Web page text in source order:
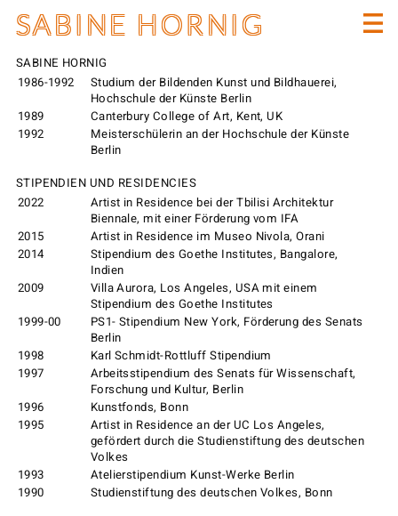
SABINE HORNIG
SABINE HORNIG
1986-1992
Studium der Bildenden Kunst und Bildhauerei,
Hochschule der Künste Berlin
1989
Canterbury College of Art, Kent, UK
1992
Meisterschülerin an der Hochschule der Künste
Berlin
STIPENDIEN UND RESIDENCIES
2022
Artist in Residence bei der Tbilisi Architektur
Biennale, mit einer Förderung vom IFA
2015
Artist in Residence im Museo Nivola, Orani
2014
Stipendium des Goethe Institutes, Bangalore,
Indien
2009
Villa Aurora, Los Angeles, USA mit einem
Stipendium des Goethe Institutes
1999-00
PS1- Stipendium New York, Förderung des Senats
Berlin
1998
Karl Schmidt-Rottluff Stipendium
1997
Arbeitsstipendium des Senats für Wissenschaft,
Forschung und Kultur, Berlin
1996
Kunstfonds, Bonn
1995
Artist in Residence an der UC Los Angeles,
gefördert durch die Studienstiftung des deutschen
Volkes
1993
Atelierstipendium Kunst-Werke Berlin
1990
Studienstiftung des deutschen Volkes, Bonn